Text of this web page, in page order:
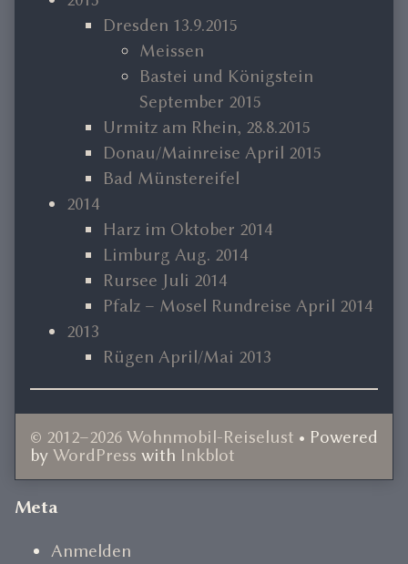
Dresden 13.9.2015
Meissen
Bastei und Königstein
September 2015
Urmitz am Rhein, 28.8.2015
Donau/Mainreise April 2015
Bad Münstereifel
2014
Harz im Oktober 2014
Limburg Aug. 2014
Rursee Juli 2014
Pfalz – Mosel Rundreise April 2014
2013
Rügen April/Mai 2013
© 2012–2026 Wohnmobil-Reiselust • Powered
by WordPress with Inkblot
Document
Meta
Anmelden